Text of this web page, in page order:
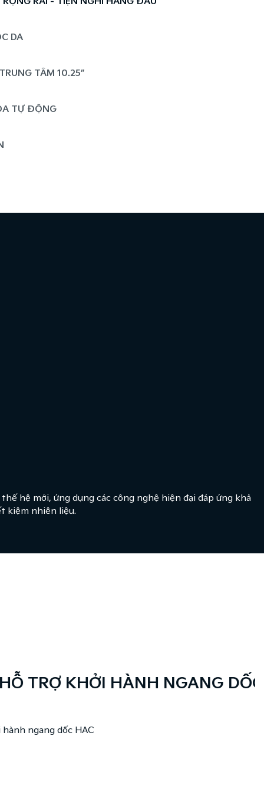
DA
TÂM 10.25”​
TỰ ĐỘNG​
hệ mới, ứng dụng các công nghệ hiện đại đáp ứng khả
kiệm nhiên liệu.
KHỞI HÀNH NGANG DỐC
dốc HAC